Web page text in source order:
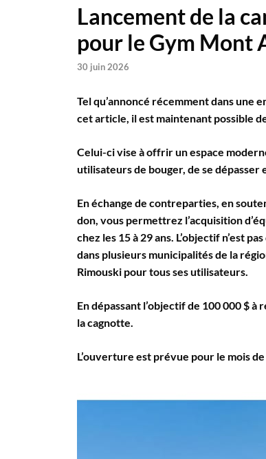
Lancement de la
pour le Gym Mont
30 juin 2026
Tel qu’annoncé récemment dans une
cet article, il est maintenant possible
Celui-ci vise à offrir un espace
utilisateurs de bouger, de se
En échange de contreparties, en
don, vous permettrez l’acquisition
chez les 15 à 29 ans. L’objectif n’est
dans plusieurs municipalités de la
Rimouski pour tous ses utilisateurs.
En dépassant l’objectif de 100 000 $
la cagnotte.
L’ouverture est prévue pour le mois